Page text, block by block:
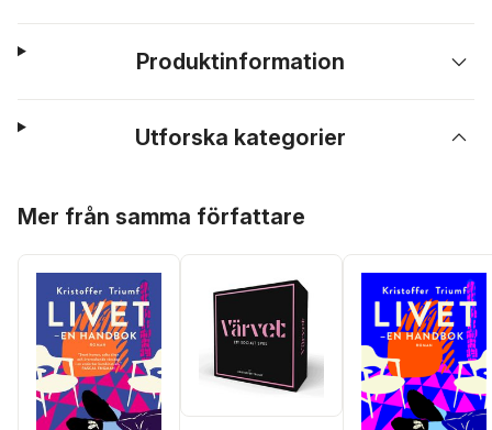
Produktinformation
Utforska kategorier
Mer från samma författare